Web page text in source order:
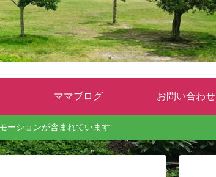
ママブログ お問い合わせ
ーションが含まれています